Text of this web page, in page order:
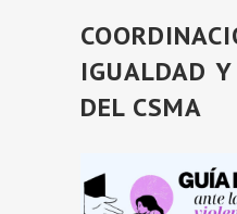
IGUALDAD
DEL CSMA